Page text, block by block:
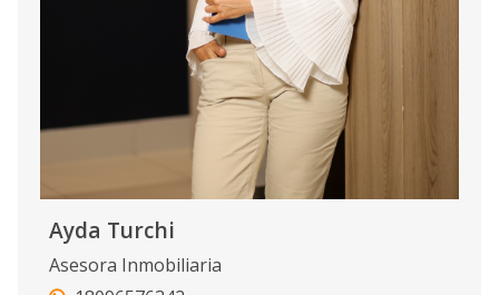
Ayda Turchi
Asesora Inmobiliaria